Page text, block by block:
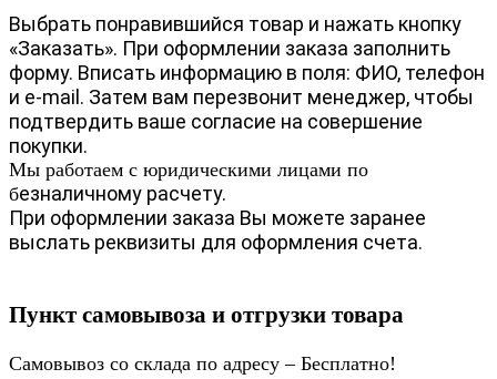
Выбрать понравившийся товар и нажать кнопку
«Заказать». При оформлении заказа заполнить
форму. Вписать информацию в поля: ФИО, телефон
и e-mail. Затем вам перезвонит менеджер, чтобы
подтвердить ваше согласие на совершение
покупки.
Мы работаем с юридическими лицами по
безналичному расчету.
При оформлении заказа Вы можете заранее
выслать реквизиты для оформления счета.
Пункт самовывоза и отгрузки товара
Самовывоз со склада по адресу – Бесплатно!